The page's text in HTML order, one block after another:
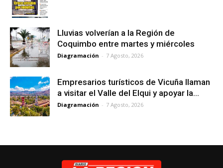
Lluvias volverían a la Región de
Coquimbo entre martes y miércoles
Diagramación - 7 Agosto, 2026
Empresarios turísticos de Vicuña llaman
a visitar el Valle del Elqui y apoyar la...
Diagramación - 7 Agosto, 2026